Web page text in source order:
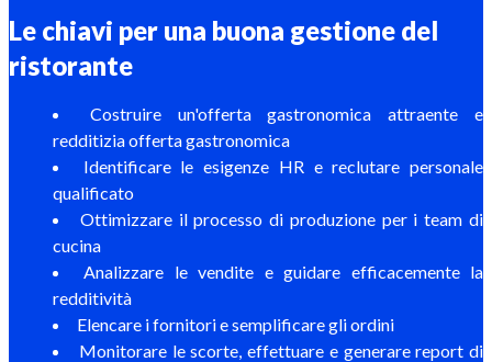
Le chiavi per una buona gestione del
ristorante
Costruire un'offerta gastronomica attraente e
redditizia offerta gastronomica
Identificare le esigenze HR e reclutare personale
qualificato
Ottimizzare il processo di produzione per i team di
cucina
Analizzare le vendite e guidare efficacemente la
redditività
Elencare i fornitori e semplificare gli ordini
Monitorare le scorte, effettuare e generare report di